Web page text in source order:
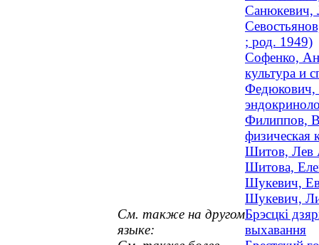
Санюкевич,
; род. 1949)
Софенко,
культура и
Федюкович,
Филиппов,
физическая
Шитов, Лев
Шитова,
Шукевич,
Шукевич,
См. также на другом
языке:
Брэсцкі
выхавання